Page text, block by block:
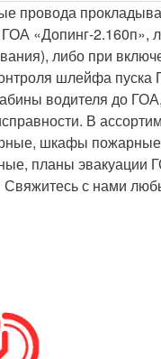
провода
«Допинг-2.160п»,
либо при
шлейфа пуска
водителя до
В
шкафы
планы эвакуации
Свяжитесь с нами